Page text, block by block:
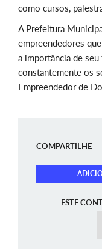
como cursos,
A Prefeitura
empreendedores
a importância de
constantemente os
Empreendedor de
COMPARTILHE
ESTE